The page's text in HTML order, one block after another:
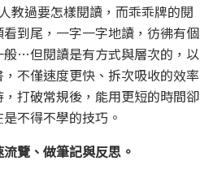
教過要怎樣閱讀，而乖乖牌的閱
到尾，一字一字地讀，彷彿有個
…但閱讀是有方式與層次的，以
不僅速度更快、拆次吸收的效率
打破常規後，能用更短的時間卻
不得不學的技巧。
覽、做筆記與反思。